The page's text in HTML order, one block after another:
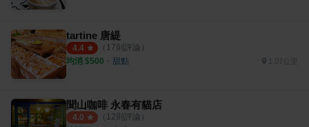
tartine 唐緹
4.4 （ 17則評論）
均消 $500 ・ 甜點
聞山咖啡 永春有貓店
4.0 （ 12則評論）